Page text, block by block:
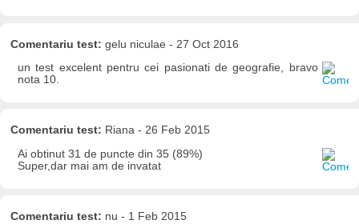
Comentariu test: gelu niculae - 27 Oct 2016
un test excelent pentru cei pasionati de geografie, bravo
nota 10.
Comentariu test: Riana - 26 Feb 2015
Ai obtinut 31 de puncte din 35 (89%)
Super,dar mai am de invatat
Comentariu test: nu - 1 Feb 2015